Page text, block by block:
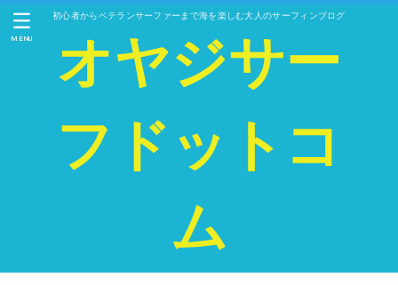
初心者からベテランサーファーまで海を楽しむ大人のサーフィンブログ
オヤジサー
フドットコ
ム
MENU